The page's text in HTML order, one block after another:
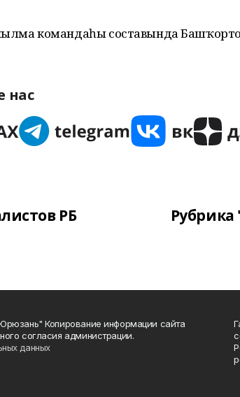
командаһы составында
нас
РБ
Копирование информации сайта
согласия администрации.
данных